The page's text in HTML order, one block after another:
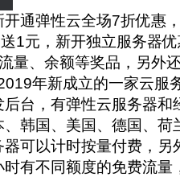
通弹性云全场7折优惠
1元，新开独立服务器
量、余额等奖品，另外
年新成立的一家云服
台，有弹性云服务器和
韩国、美国、德国、荷
可以计时按量付费，另
有不同额度的免费流量